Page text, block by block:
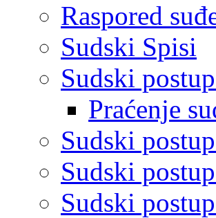
Raspored
Sudski Spisi
Sudski
Praćenje
Sudski
Sudski
Sudski